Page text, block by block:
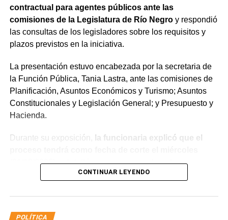
contractual para agentes públicos ante las
comisiones de la Legislatura de Río Negroy respondió
las consultas de los legisladores sobre los requisitos y
plazos previstos en la iniciativa.
La presentación estuvo encabezada por la secretaria de
la Función Pública, Tania Lastra, ante las comisiones de
Planificación, Asuntos Económicos y Turismo; Asuntos
Constitucionales y Legislación General; y Presupuesto y
Hacienda.
Durante su exposición,
la funcionaria explicó que el
(31/12/2025) y detalló que, para acceder a la
estabilidad, los agentes deberán aprobar el examen
Administración Pública (IPAP), no registrar sanciones
superiores a 10 días de suspensión ante la Junta de
CONTINUAR LEYENDO
POLÍTICA